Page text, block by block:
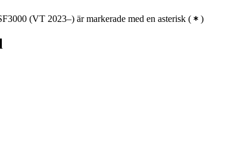
(VT 2023–) är markerade med en asterisk ( )